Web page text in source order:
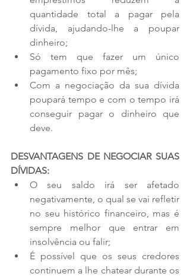
quantidade total a pagar pela
dívida, ajudando-lhe a poupar
dinheiro;
Só tem que fazer um único
pagamento fixo por mês;
Com a negociação da sua dívida
poupará tempo e com o tempo irá
conseguir pagar o dinheiro que
deve.
DESVANTAGENS DE NEGOCIAR SUAS
DÍVIDAS:
O seu saldo irá ser afetado
negativamente, o qual se vai refletir
no seu histórico financeiro, mas é
sempre melhor que entrar em
insolvência ou falir;
É possível que os seus credores
continuem a lhe chatear durante os